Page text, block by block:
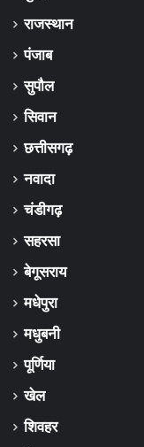
राजस्थान
पंजाब
सुपौल
सिवान
छत्तीसगढ़
नवादा
चंडीगढ़
सहरसा
बेगूसराय
मधेपुरा
मधुबनी
पूर्णिया
खेल
शिवहर